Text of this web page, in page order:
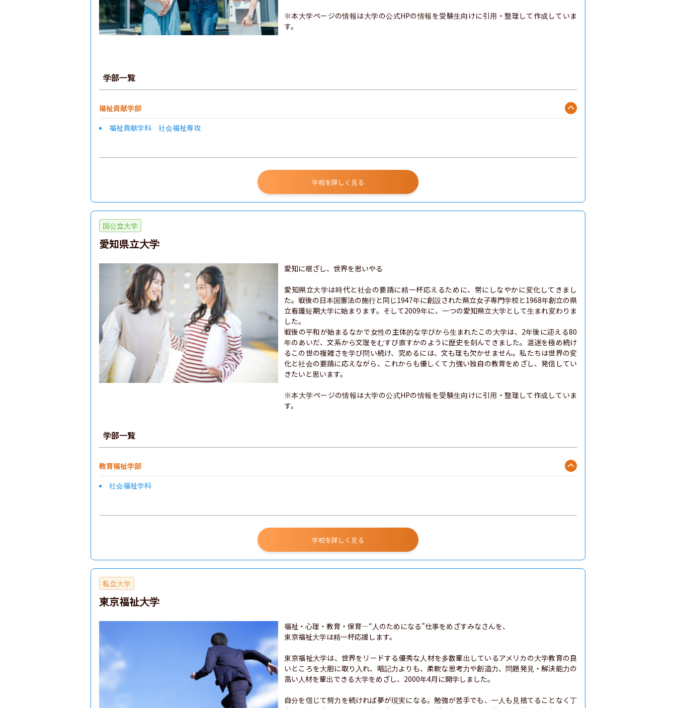
※本大学ページの情報は大学の公式HPの情報を受験生向けに引用・整理して作成していま
す。
学部一覧
福祉貢献学部
福祉貢献学科 社会福祉専攻
学校を詳しく見る
国公立大学
愛知県立大学
愛知に根ざし、世界を思いやる
愛知県立大学は時代と社会の要請に精一杯応えるために、常にしなやかに変化してきまし
た。戦後の日本国憲法の施行と同じ1947年に創設された県立女子専門学校と1968年創立の県
立看護短期大学に始まります。そして2009年に、一つの愛知県立大学として生まれ変わりま
した。
戦後の平和が始まるなかで女性の主体的な学びから生まれたこの大学は、2年後に迎える80
年のあいだ、文系から文理をむすび直すかのように歴史を刻んできました。混迷を極め続け
るこの世の複雑さを学び問い続け、究めるには、文も理も欠かせません。私たちは世界の変
化と社会の要請に応えながら、これからも優しくて力強い独自の教育をめざし、発信してい
きたいと思います。
※本大学ページの情報は大学の公式HPの情報を受験生向けに引用・整理して作成していま
す。
学部一覧
教育福祉学部
社会福祉学科
学校を詳しく見る
私立大学
東京福祉大学
福祉・心理・教育・保育―“人のためになる”仕事をめざすみなさんを、
東京福祉大学は精一杯応援します。
東京福祉大学は、世界をリードする優秀な人材を多数輩出しているアメリカの大学教育の良
いところを大胆に取り入れ、暗記力よりも、柔軟な思考力や創造力、問題発見・解決能力の
高い人材を輩出できる大学をめざし、2000年4月に開学しました。
自分を信じて努力を続ければ夢が現実になる。勉強が苦手でも、一人も見捨てることなく丁